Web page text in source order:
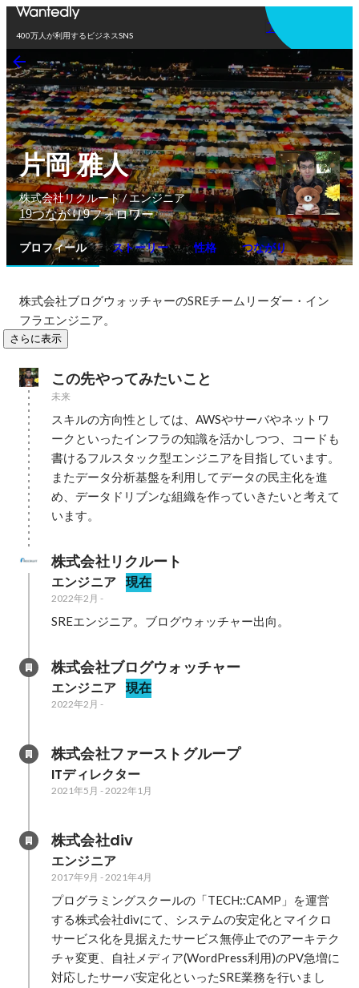
400万人が利用するビジネスSNS
アプリを使う
片岡 雅人
株式会社リクルート / エンジニア
19つながり9フォロワー
プロフィール ストーリー 性格 つながり
株式会社ブログウォッチャーのSREチームリーダー・イン
フラエンジニア。
さらに表示
この先やってみたいこと
未来
スキルの方向性としては、AWSやサーバやネットワ
ークといったインフラの知識を活かしつつ、コードも
書けるフルスタック型エンジニアを目指しています。
またデータ分析基盤を利用してデータの民主化を進
め、データドリブンな組織を作っていきたいと考えて
います。
株式会社リクルート
エンジニア 現在
2022年2月 -
SREエンジニア。ブログウォッチャー出向。
株式会社ブログウォッチャー
エンジニア 現在
2022年2月 -
株式会社ファーストグループ
ITディレクター
2021年5月 -2022年1月
株式会社div
エンジニア
2017年9月 -2021年4月
プログラミングスクールの「TECH::CAMP」を運営
する株式会社divにて、システムの安定化とマイクロ
サービス化を見据えたサービス無停止でのアーキテク
チャ変更、自社メディア(WordPress利用)のPV急増に
対応したサーバ安定化といったSRE業務を行いまし